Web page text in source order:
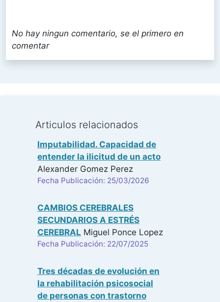
No hay ningun comentario, se el primero en
comentar
Articulos relacionados
Imputabilidad. Capacidad de
entender la ilicitud de un acto
Alexander Gomez Perez
Fecha Publicación: 25/03/2026
CAMBIOS CEREBRALES
SECUNDARIOS A ESTRÉS
CEREBRAL Miguel Ponce Lopez
Fecha Publicación: 22/07/2025
Tres décadas de evolución en
la rehabilitación psicosocial
de personas con trastorno